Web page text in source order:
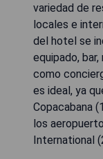
variedad de
locales e
del hotel se
equipado,
como
es ideal, ya
Copacabana
los
International